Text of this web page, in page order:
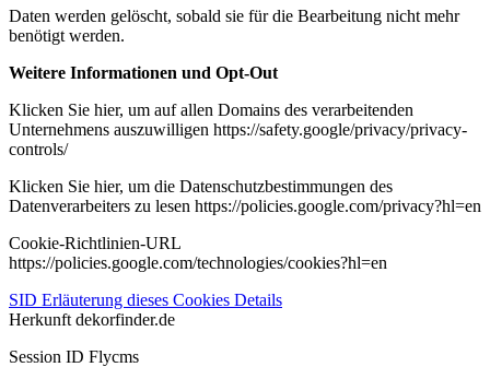
Daten werden gelöscht, sobald sie für die Bearbeitung nicht mehr
benötigt werden.
Weitere Informationen und Opt-Out
Klicken Sie hier, um auf allen Domains des verarbeitenden
Unternehmens auszuwilligen https://safety.google/privacy/privacy-
controls/
Klicken Sie hier, um die Datenschutzbestimmungen des
Datenverarbeiters zu lesen https://policies.google.com/privacy?hl=en
Cookie-Richtlinien-URL
https://policies.google.com/technologies/cookies?hl=en
SID Erläuterung dieses Cookies Details
Herkunft dekorfinder.de
Session ID Flycms